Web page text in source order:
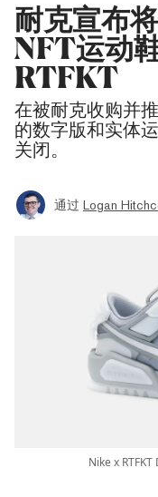
耐克宣布
NFT运动
RTFKT
在被耐克收购并
的数字版和实体
关闭。
通过 Logan
Nike x